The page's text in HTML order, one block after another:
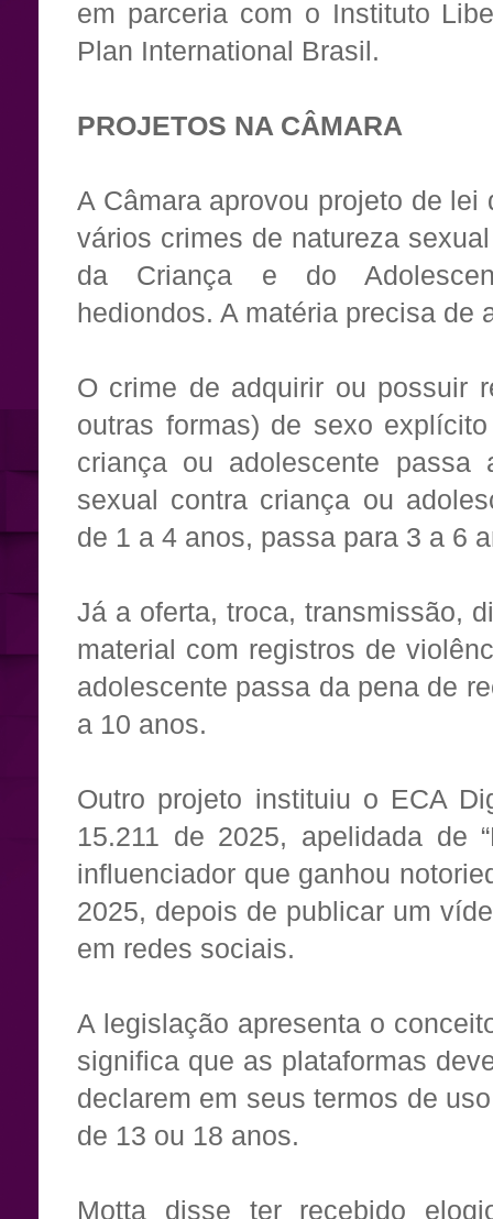
em parceria com o Instituto
Plan International Brasil.
PROJETOS NA CÂMARA
A Câmara aprovou projeto de
vários crimes de natureza
da Criança e do
hediondos. A matéria precisa de
O crime de adquirir ou possuir
outras formas) de sexo
criança ou adolescente
sexual contra criança ou
de 1 a 4 anos, passa para 3 a 6
Já a oferta, troca, transmissão,
material com registros de
adolescente passa da pena de
a 10 anos.
Outro projeto instituiu o ECA
15.211 de 2025, apelidada de
influenciador que ganhou
2025, depois de publicar um
em redes sociais.
A legislação apresenta o
significa que as plataformas
declarem em seus termos de
de 13 ou 18 anos.
Motta disse ter recebido